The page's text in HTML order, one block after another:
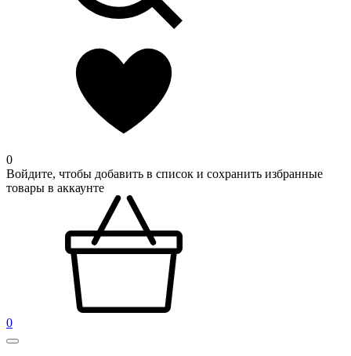
0
Войдите, чтобы добавить в список и сохранить избранные
товары в аккаунте
0